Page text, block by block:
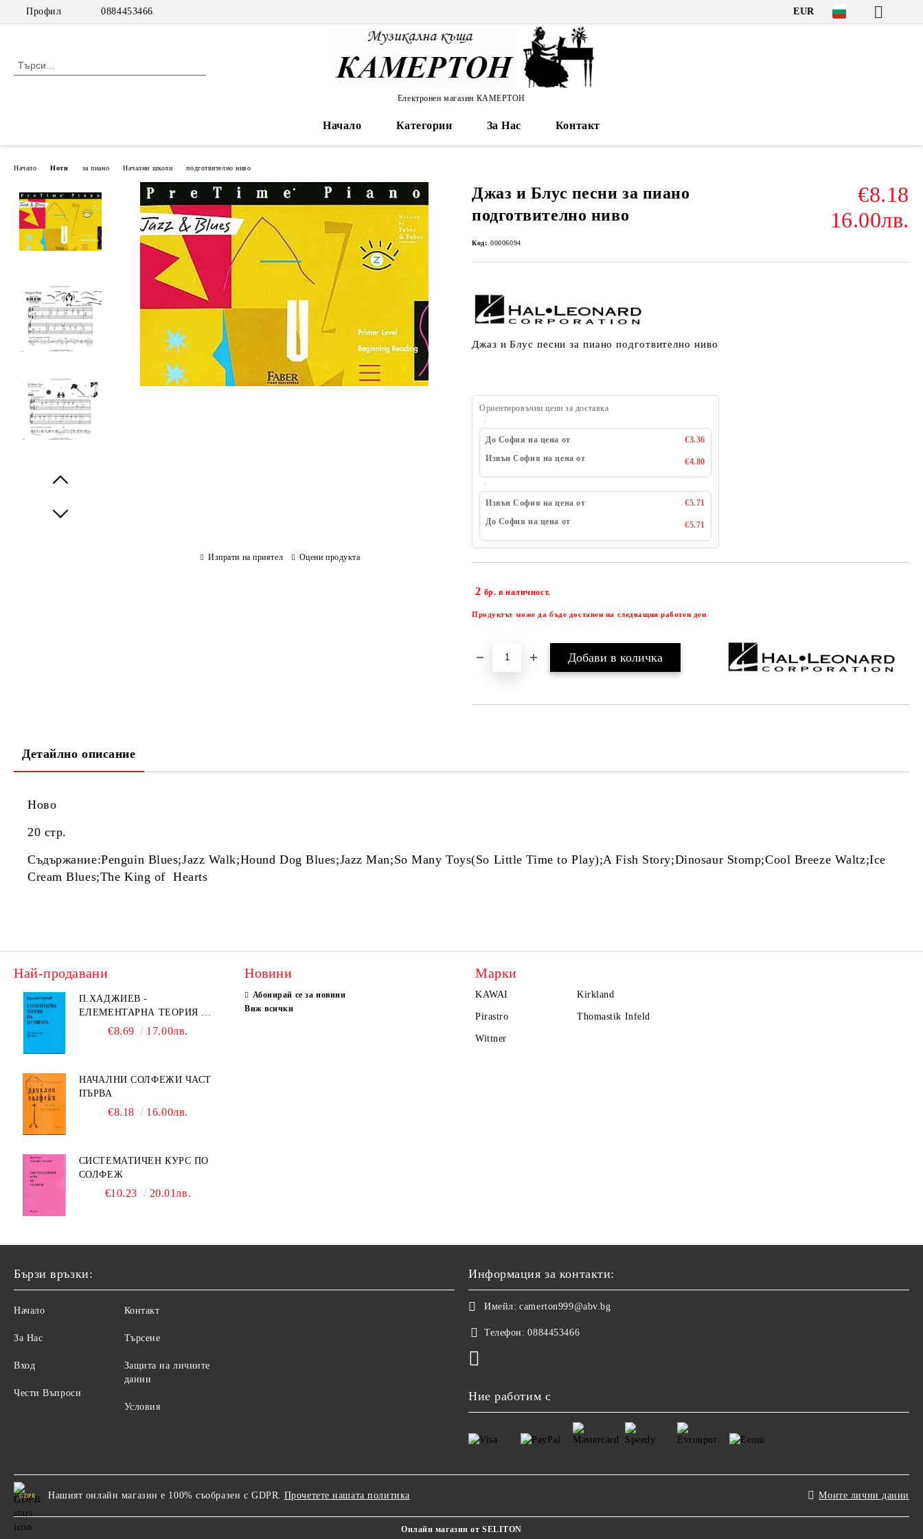
Профил 0884453466 EUR
Електронен магазин КАМЕРТОН
Начало Категории За Нас Контакт
Начало Ноти за пиано Начални школи подготвително ниво
Джаз и Блус песни за пиано
подготвително ниво
€8.18
16.00лв.
Код: 00006094
Джаз и Блус песни за пиано подготвително ниво
Ориентировъчни цени за доставка
До София на цена от
€3.36
Извън София на цена от
€4.80
Извън София на цена от
€5.71
До София на цена от
€5.71
2 бр. в наличност.
Продуктът може да бъде доставен на следващия работен ден
Изпрати на приятел Оцени продукта
Детайлно описание
Ново
20 стр.
Съдържание:Penguin Blues;Jazz Walk;Hound Dog Blues;Jazz Man;So Many Toys(So Little Time to Play);A Fish Story;Dinosaur Stomp;Cool Breeze Waltz;Ice
Cream Blues;The King of Hearts
Най-продавани
П.ХАДЖИЕВ -
ЕЛЕМЕНТАРНА ТЕОРИЯ НА
МУЗИКАТА
€8.69 17.00лв.
НАЧАЛНИ СОЛФЕЖИ ЧАСТ
ПЪРВА
€8.18 16.00лв.
СИСТЕМАТИЧЕН КУРС ПО
СОЛФЕЖ
€10.23 20.01лв.
Новини
Абонирай се за новини
Виж всички
Марки
KAWAI Kirkland
Pirastro Thomastik Infeld
Wittner
Бързи връзки:
Начало
За Нас
Вход
Чести Въпроси
Контакт
Търсене
Защита на личните
данни
Условия
Информация за контакти:
Имейл: camerton999@abv.bg
Телефон: 0884453466
Ние работим с
GDPR Нашият онлайн магазин е 100% съобразен с GDPR. Прочетете нашата политика Моите лични данни
Онлайн магазин от SELITON